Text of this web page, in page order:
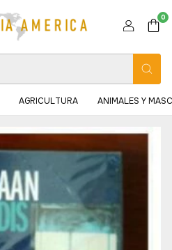
0
AGRICULTURA ANIMALES Y